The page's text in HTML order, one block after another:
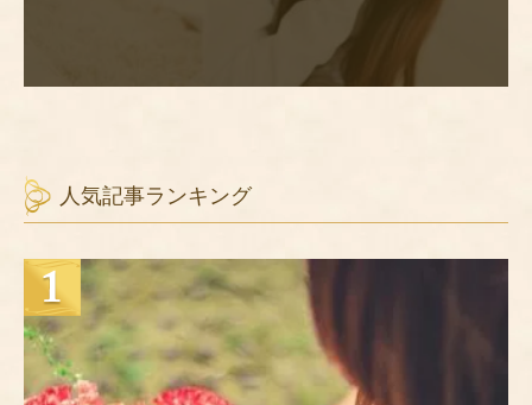
人気記事ランキング